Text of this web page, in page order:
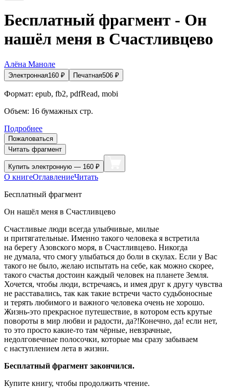
Бесплатный фрагмент - Он
нашёл меня в Счастливцево
Алёна Маноле
Электронная160 ₽ Печатная506 ₽
Формат: epub, fb2, pdfRead, mobi
Объем: 16 бумажных стр.
Подробнее
Пожаловаться
Читать фрагмент
Купить электронную — 160 ₽
О книгеОглавлениеЧитать
Бесплатный фрагмент
Он нашёл меня в Счастливцево
Счастливые люди всегда улыбчивые, милые
и притягательные. Именно такого человека я встретила
на берегу Азовского моря, в Счастливцево. Никогда
не думала, что смогу улыбаться до боли в скулах. Если у Вас
такого не было, желаю испытать на себе, как можно скорее,
такого счастья достоин каждый человек на планете Земля.
Хочется, чтобы люди, встречаясь, и имея друг к другу чувства
не расставались, так как такие встречи часто судьбоносные
и терять любимого и важного человека очень не хорошо.
Жизнь-это прекрасное путешествие, в котором есть крутые
повороты в мир любви и радости, да?!Конечно, да! если нет,
то это просто какие-то там чёрные, невзрачные,
недолговечные полосочки, которые мы сразу забываем
с наступлением лета в жизни.
Бесплатный фрагмент закончился.
Купите книгу, чтобы продолжить чтение.